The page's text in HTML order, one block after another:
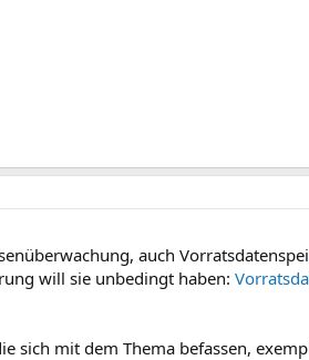
auch
will sie unbedingt haben:
sich mit dem Thema befassen,